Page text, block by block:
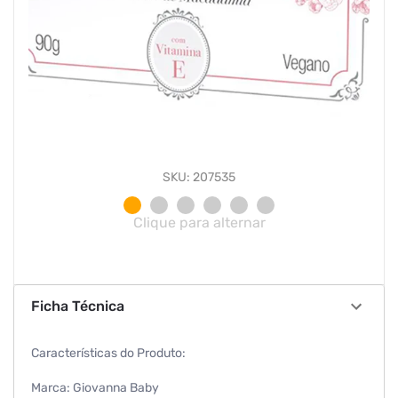
SKU: 207535
Clique para alternar
Ficha Técnica
Características do Produto:
Marca: Giovanna Baby